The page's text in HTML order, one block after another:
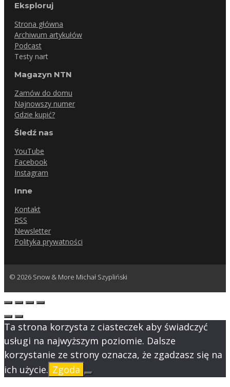
Eksploruj
Strona główna
Archiwum artykułów
Podcast
Testy nart
Magazyn NTN
Zamów do domu
Najnowszy numer
Gdzie kupić?
Śledź nas
YouTube
Facebook
Instagram
Inne
Kontakt
RSS
Newsletter
Polityka prywatności
© 2026 Snow & More Michał Szypliński
Ta strona korzysta z ciasteczek aby świadczyć
usługi na najwyższym poziomie. Dalsze
korzystanie ze strony oznacza, że zgadzasz się na
ich użycie. Zgoda